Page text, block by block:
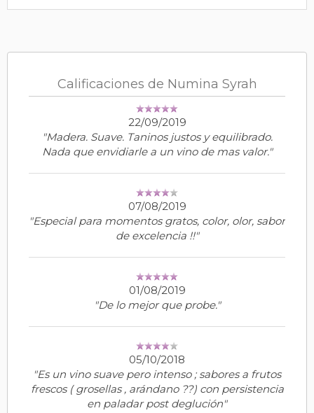
Calificaciones de Numina Syrah
22/09/2019
"Madera. Suave. Taninos justos y equilibrado.
Nada que envidiarle a un vino de mas valor."
07/08/2019
"Especial para momentos gratos, color, olor, sabor
de excelencia !!"
01/08/2019
"De lo mejor que probe."
05/10/2018
"Es un vino suave pero intenso ; sabores a frutos
frescos ( grosellas , arándano ??) con persistencia
en paladar post deglución"